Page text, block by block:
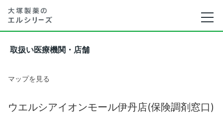
取扱い医療機関・店舗
マップを見る
ウエルシアイオンモール伊丹店(保険調剤窓口)